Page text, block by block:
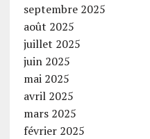
septembre 2025
août 2025
juillet 2025
juin 2025
mai 2025
avril 2025
mars 2025
février 2025